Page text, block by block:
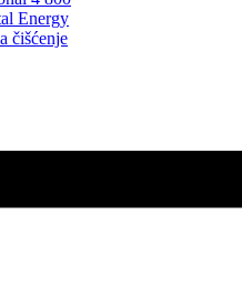
Energy
čišćenje